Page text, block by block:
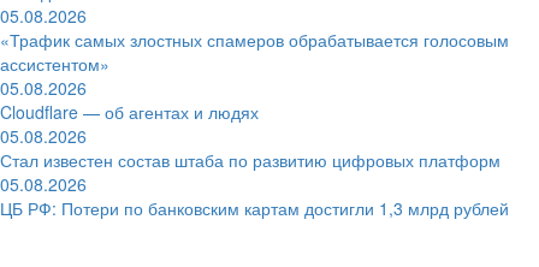
05.08.2026
«Трафик самых злостных спамеров обрабатывается голосовым
ассистентом»
05.08.2026
Cloudflare — об агентах и людях
05.08.2026
Стал известен состав штаба по развитию цифровых платформ
05.08.2026
ЦБ РФ: Потери по банковским картам достигли 1,3 млрд рублей